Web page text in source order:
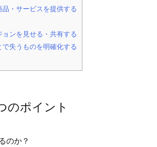
・サービスを提供する
ンを見せる・共有する
失うものを明確化する
のポイント
のか？